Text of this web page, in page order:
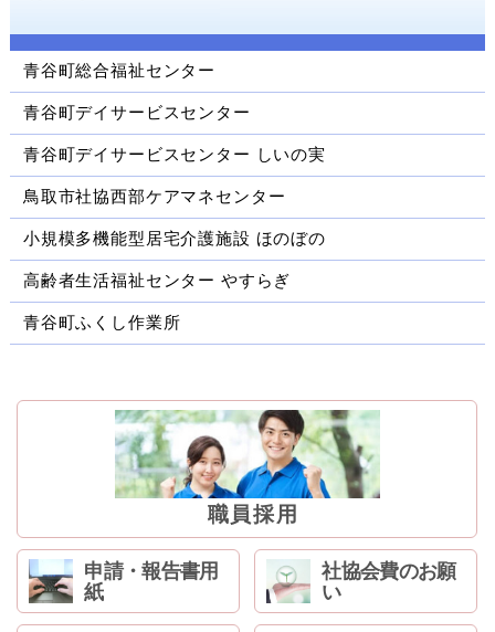
青谷町総合福祉センター
青谷町デイサービスセンター
青谷町デイサービスセンター しいの実
鳥取市社協西部ケアマネセンター
小規模多機能型居宅介護施設 ほのぼの
高齢者生活福祉センター やすらぎ
青谷町ふくし作業所
職員採用
申請・報告書用
紙
社協会費のお願
い